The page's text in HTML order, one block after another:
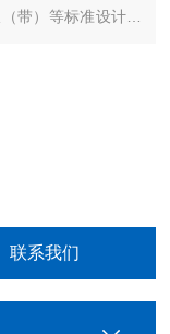
带）等标准设计制
联系我们